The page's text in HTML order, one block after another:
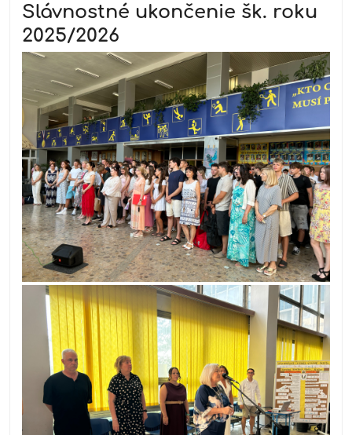
Slávnostné ukončenie šk. roku
2025/2026